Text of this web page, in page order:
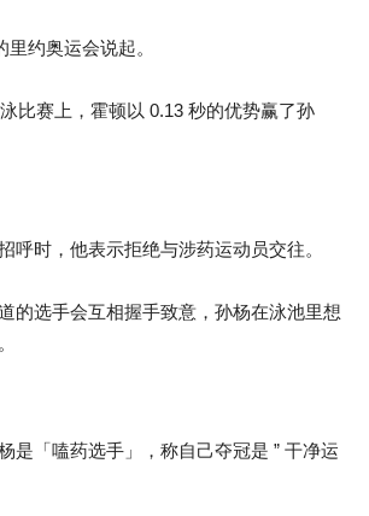
约奥运会说起。
比赛上，霍顿以 0.13 秒的优势赢了孙
呼时，他表示拒绝与涉药运动员交往。
的选手会互相握手致意，孙杨在泳池里想
是「嗑药选手」，称自己夺冠是 ” 干净运